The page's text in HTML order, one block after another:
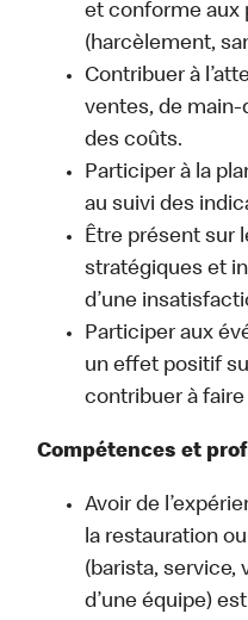
et conforme aux
(harcèlement,
Contribuer à
ventes, de
des coûts.
Participer à la
au suivi des
Être présent sur
stratégiques et
d’une
Participer aux
un effet positif
contribuer à
Compétences et
Avoir de
la restauration
(barista, service,
d’une équipe)